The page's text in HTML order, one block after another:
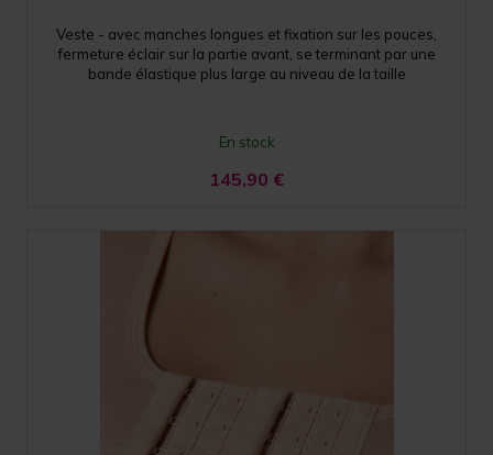
Veste - avec manches longues et fixation sur les pouces,
fermeture éclair sur la partie avant, se terminant par une
bande élastique plus large au niveau de la taille
En stock
145,90 €